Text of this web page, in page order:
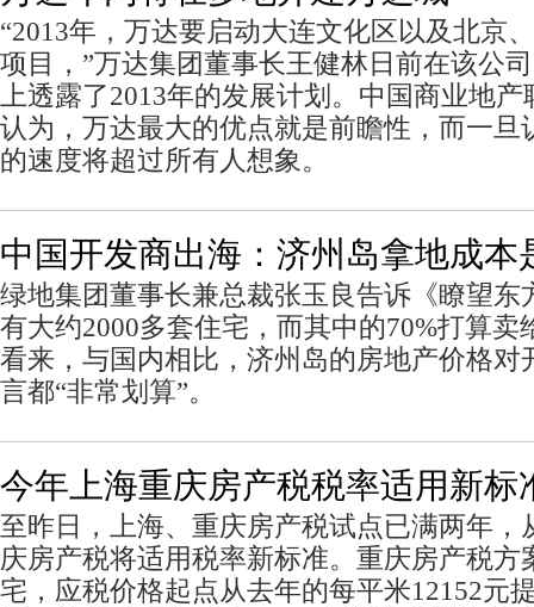
“2013年，万达要启动大连文化区以及北京
项目，”万达集团董事长王健林日前在该公
上透露了2013年的发展计划。中国商业地
认为，万达最大的优点就是前瞻性，而一旦
的速度将超过所有人想象。
中国开发商出海：济州岛拿地成本
绿地集团董事长兼总裁张玉良告诉《瞭望东
有大约2000多套住宅，而其中的70%打算卖
看来，与国内相比，济州岛的房地产价格对
言都“非常划算”。
今年上海重庆房产税税率适用新标
至昨日，上海、重庆房产税试点已满两年，
庆房产税将适用税率新标准。重庆房产税方
宅，应税价格起点从去年的每平米12152元